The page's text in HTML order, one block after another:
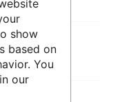
show
based on
You
our